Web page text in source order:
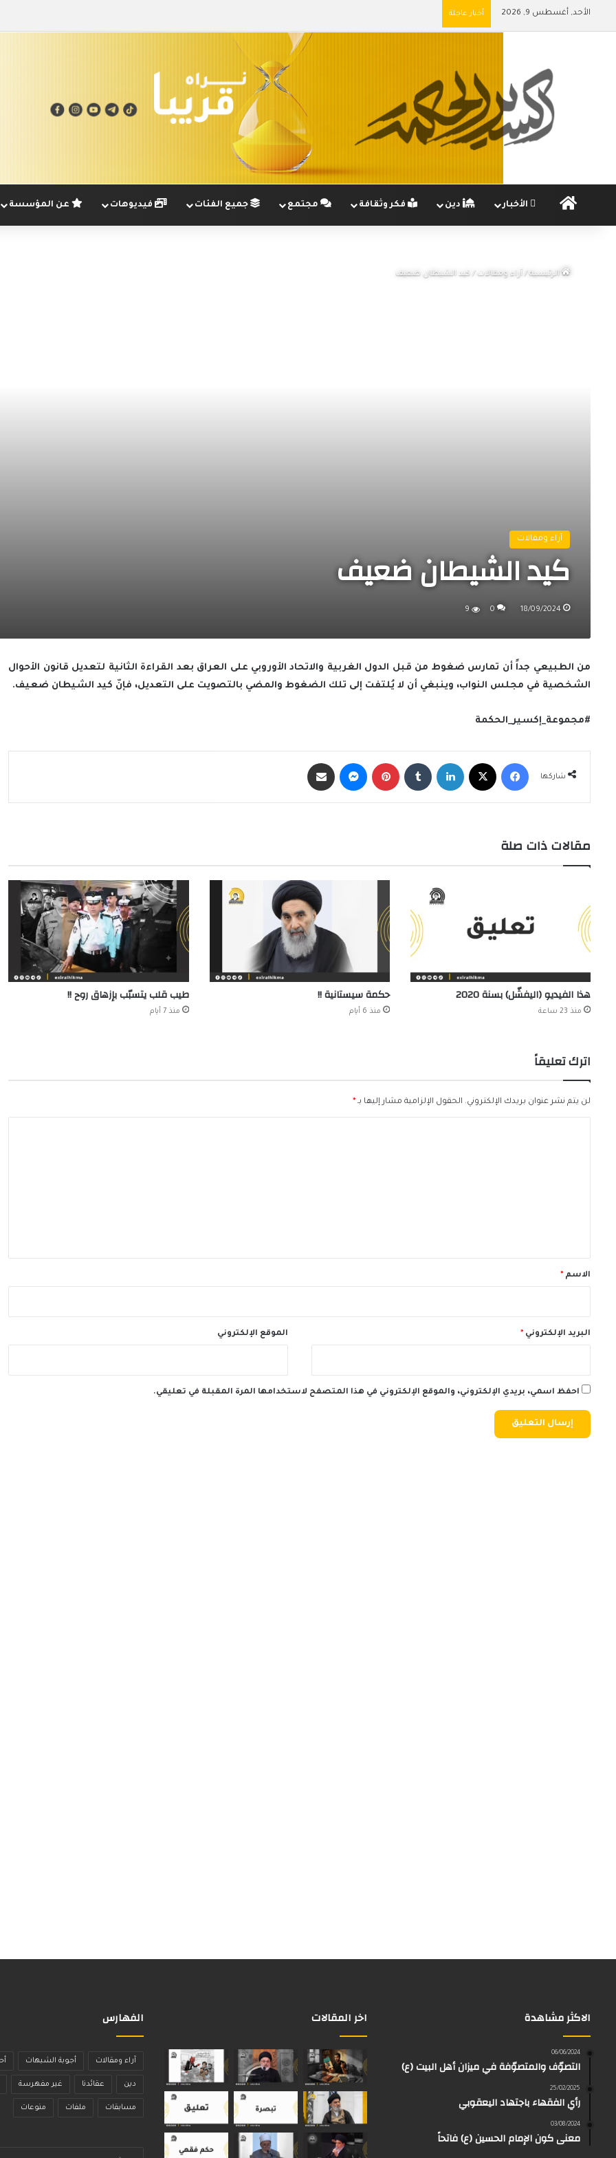
الأحد, أغسطس 9, 2026 أخبار عاجلة
الرئيسيةالأخبار دين فكر وثقافة مجتمع جميع الفئات فيديوهات عن المؤسسة
الرئيسية / آراء ومقالات / كيد الشيطان ضعيف
آراء ومقالات
كيد الشيطان ضعيف
18/09/2024
0
9
من الطبيعي جداً أن تمارس ضغوط من قبل الدول الغربية والاتحاد الأوروبي على العراق بعد القراءة الثانية لتعديل قانون الأحوال
الشخصية في مجلس النواب، وينبغي أن لا يُلتفت إلى تلك الضغوط والمضي بالتصويت على التعديل، فإنّ كيد الشيطان ضعيف.
#مجموعة_إكسير_الحكمة
شاركها
مقالات ذات صلة
هذا الفيديو (اليفشّل) بسنة 2020
منذ 23 ساعة
حكمة سيستانية !!
منذ 6 أيام
طيب قلب يتسبّب بإزهاق روح !!
منذ 7 أيام
اترك تعليقاً
لن يتم نشر عنوان بريدك الإلكتروني. الحقول الإلزامية مشار إليها بـ *
*الاسم *
البريد الإلكتروني * الموقع الإلكتروني
احفظ اسمي، بريدي الإلكتروني، والموقع الإلكتروني في هذا المتصفح لاستخدامها المرة المقبلة في تعليقي.
الاكثر مشاهدة
06/06/2024
التصوّف والمتصوّفة في ميزان أهل البيت (ع)
25/02/2025
رأي الفقهاء باجتهاد اليعقوبي
03/08/2024
معنى كون الإمام الحسين (ع) فاتحاً
اخر المقالات الفهارس
آراء ومقالات أجوبة الشبهات
دين عقائدنا غير مفهرسة
مسابقات ملفات منوعات